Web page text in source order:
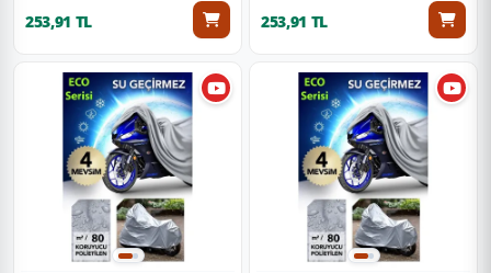
253,91 TL 253,91 TL